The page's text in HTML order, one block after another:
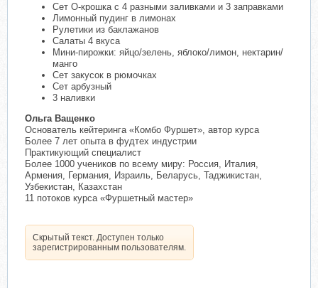
Сет О-крошка с 4 разными заливками и 3 заправками
Лимонный пудинг в лимонах
Рулетики из баклажанов
Салаты 4 вкуса
Мини-пирожки: яйцо/зелень, яблоко/лимон, нектарин/
манго
Сет закусок в рюмочках
Сет арбузный
3 наливки
Ольга Ващенко
Основатель кейтеринга «Комбо Фуршет», автор курса
Более 7 лет опыта в фудтех индустрии
Практикующий специалист
Более 1000 учеников по всему миру: Россия, Италия,
Армения, Германия, Израиль, Беларусь, Таджикистан,
Узбекистан, Казахстан
11 потоков курса «Фуршетный мастер»
Скрытый текст. Доступен только
зарегистрированным пользователям.